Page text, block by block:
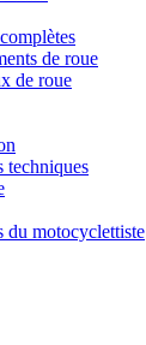
de roue
de roue
techniques
du motocyclettiste